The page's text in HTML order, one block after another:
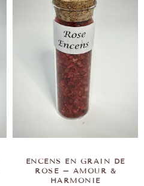
ENCENS EN GRAIN DE
ROSE – AMOUR &
HARMONIE